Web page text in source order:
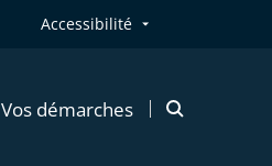
Accessibilité
Vos démarches
Ouvrir